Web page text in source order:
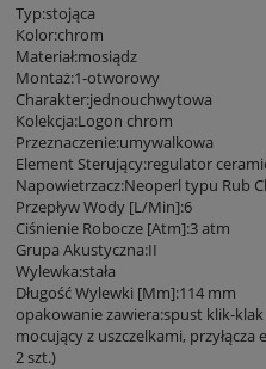
Typ:stojąca
Kolor:chrom
Materiał:mosiądz
Montaż:1-otworowy
Charakter:jednouchwytowa
Kolekcja:Logon chrom
Przeznaczenie:umywalkowa
Element Sterujący:regulator
Napowietrzacz:Neoperl typu Rub
Przepływ Wody [L/Min]:6
Ciśnienie Robocze [Atm]:3 atm
Grupa Akustyczna:II
Wylewka:stała
Długość Wylewki [Mm]:114 mm
opakowanie zawiera:spust klik-
mocujący z uszczelkami,
2 szt.)